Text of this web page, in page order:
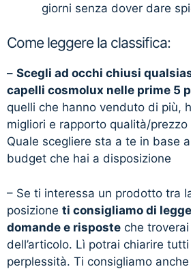
giorni senza dover dare
Come leggere la classifica:
– Scegli ad occhi chiusi
capelli cosmolux nelle prime 5
quelli che hanno venduto di più,
migliori e rapporto qualità/
Quale scegliere sta a te in base
budget che hai a disposizione
– Se ti interessa un prodotto tra
posizione ti consigliamo di
domande e risposte che
dell’articolo. Lì potrai chiarire
perplessità. Ti consigliamo